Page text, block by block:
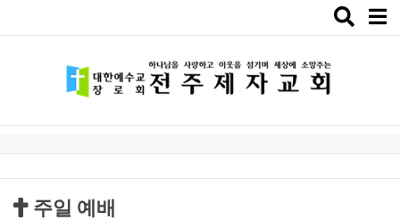
Toggle
주일 예배